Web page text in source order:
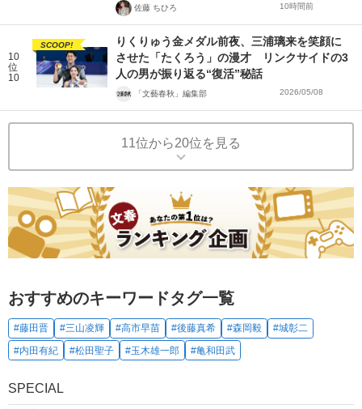
佐藤 ちひろ 10時間前
10
位
10
SCOOP!
りくりゅう金メダル前夜、三浦璃来を笑顔に
させた「たくろう」の漫才 リンクサイドの3
人の男が振り返る“復活”秘話
「文藝春秋」編集部 2026/05/08
11位から20位を見る
おすすめのキーワードタグ一覧
#藤田晋 #三山凌輝 #高市早苗 #後藤真希 #森岡毅
#城彰二
#内田有紀
#松田聖子 #玉木雄一郎 #亀和田武
SPECIAL